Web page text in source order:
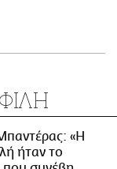
«Η
ήταν το